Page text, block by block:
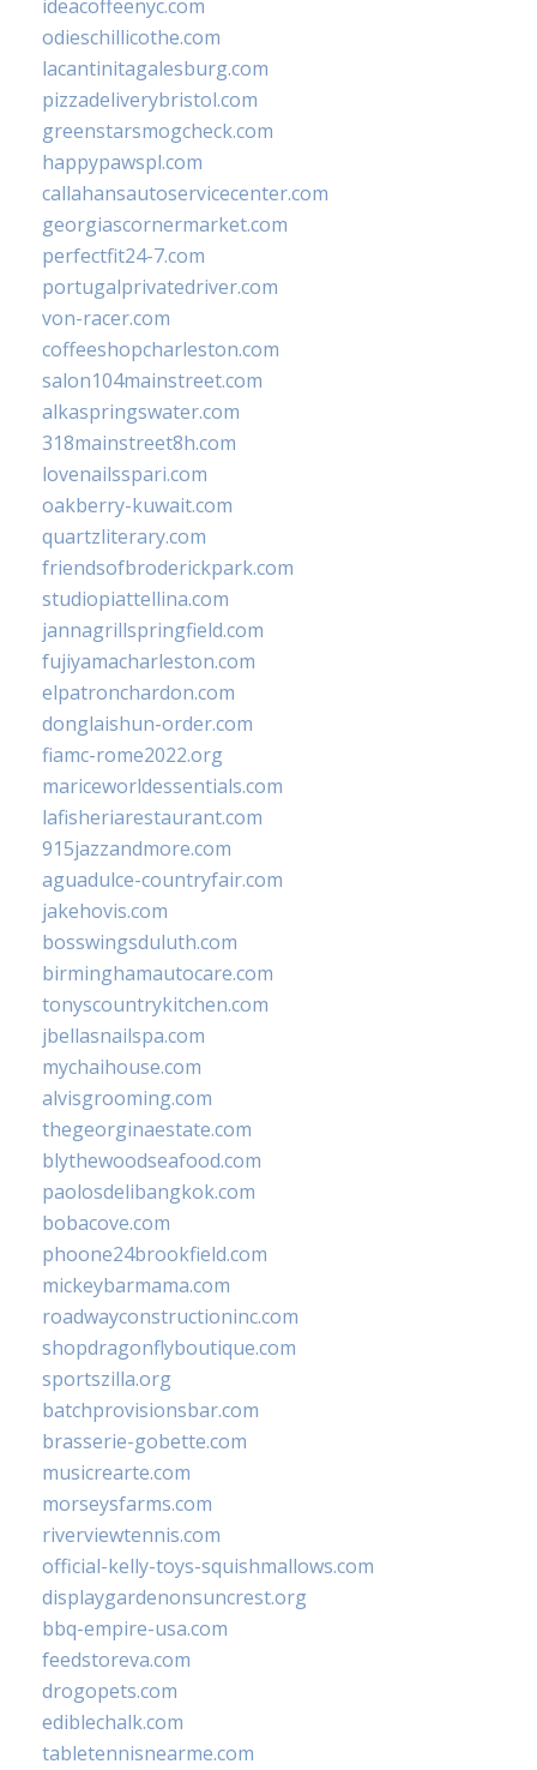
ideacoffeenyc.com
odieschillicothe.com
lacantinitagalesburg.com
pizzadeliverybristol.com
greenstarsmogcheck.com
happypawspl.com
callahansautoservicecenter.com
georgiascornermarket.com
perfectfit24-7.com
portugalprivatedriver.com
von-racer.com
coffeeshopcharleston.com
salon104mainstreet.com
alkaspringswater.com
318mainstreet8h.com
lovenailsspari.com
oakberry-kuwait.com
quartzliterary.com
friendsofbroderickpark.com
studiopiattellina.com
jannagrillspringfield.com
fujiyamacharleston.com
elpatronchardon.com
donglaishun-order.com
fiamc-rome2022.org
mariceworldessentials.com
lafisheriarestaurant.com
915jazzandmore.com
aguadulce-countryfair.com
jakehovis.com
bosswingsduluth.com
birminghamautocare.com
tonyscountrykitchen.com
jbellasnailspa.com
mychaihouse.com
alvisgrooming.com
thegeorginaestate.com
blythewoodseafood.com
paolosdelibangkok.com
bobacove.com
phoone24brookfield.com
mickeybarmama.com
roadwayconstructioninc.com
shopdragonflyboutique.com
sportszilla.org
batchprovisionsbar.com
brasserie-gobette.com
musicrearte.com
morseysfarms.com
riverviewtennis.com
official-kelly-toys-squishmallows.com
displaygardenonsuncrest.org
bbq-empire-usa.com
feedstoreva.com
drogopets.com
ediblechalk.com
tabletennisnearme.com